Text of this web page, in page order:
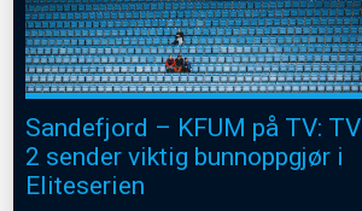
Sandefjord – KFUM på TV: TV
2 sender viktig bunnoppgjør i
Eliteserien